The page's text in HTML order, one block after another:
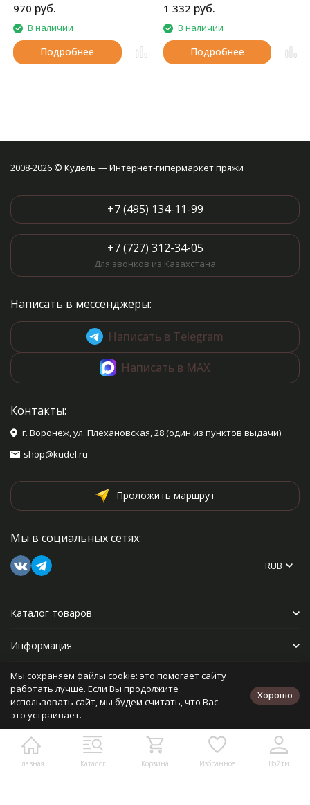
970 руб.
В наличии
Подробнее
1 332 руб.
В наличии
Подробнее
Главная Каталог Корзина Избранное Войти
2008-2026 © Кудель — Интернет-гипермаркет пряжи
+7 (495) 134-11-99
+7 (727) 312-34-05
Для звонков из Казахстана
Написать в мессенджеры:
Написать в Telegram
Написать в MAX
Контакты:
г. Воронеж, ул. Плехановская, 28 (один из пунктов выдачи)
shop@kudel.ru
Проложить маршрут
Мы в социальных сетях:
RUB
Каталог товаров
Информация
Прочее
Политика персональных данных
Разработано в
bodysite.ru
Мы сохраняем файлы cookie: это помогает сайту
работать лучше. Если Вы продолжите
использовать сайт, мы будем считать, что Вас
это устраивает.
Хорошо